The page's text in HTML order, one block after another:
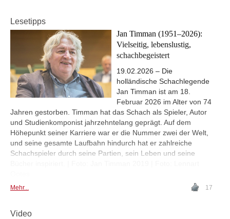
Lesetipps
Jan Timman (1951–2026):
Vielseitig, lebenslustig,
schachbegeistert
19.02.2026 – Die
holländische Schachlegende
Jan Timman ist am 18.
Februar 2026 im Alter von 74
Jahren gestorben. Timman hat das Schach als Spieler, Autor
und Studienkomponist jahrzehntelang geprägt. Auf dem
Höhepunkt seiner Karriere war er die Nummer zwei der Welt,
und seine gesamte Laufbahn hindurch hat er zahlreiche
Schachspieler durch seine Partien, sein Leben und seine
Mehr... 17
Video